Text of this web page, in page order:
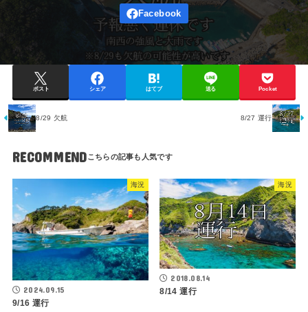
ポスト シェア はてブ 送る Pocket
8/29 欠航 8/27 運行
RECOMMEND
海況
2024.09.15
9/16 運行
海況
2018.08.14
8/14 運行